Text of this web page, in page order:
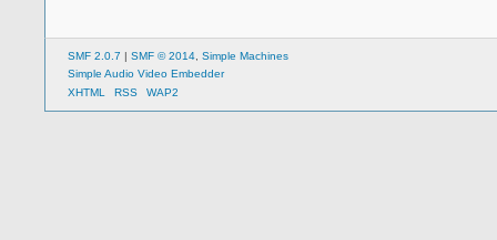
SMF 2.0.7 | SMF © 2014 Simple Machines
Simple Audio Video Embedder
XHTML
RSS WAP2